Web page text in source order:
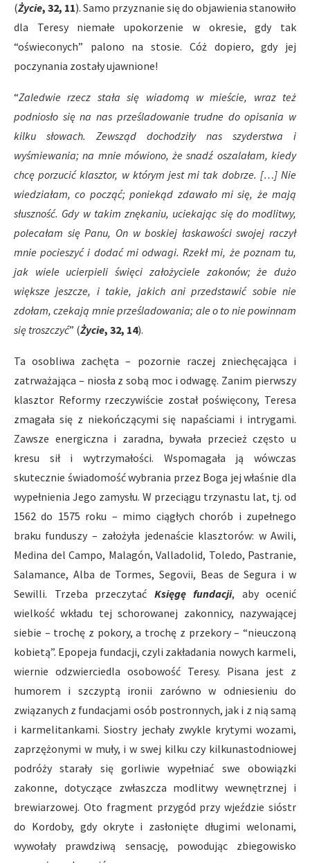
(Życie, 32, 11). Samo przyznanie się do objawienia stanowiło
dla Teresy niemałe upokorzenie w okresie, gdy tak
“oświeconych” palono na stosie. Cóż dopiero, gdy jej
poczynania zostały ujawnione!
“Zaledwie rzecz stała się wiadomą w mieście, wraz też
podniosło się na nas prześladowanie trudne do opisania w
kilku słowach. Zewsząd dochodziły nas szyderstwa i
wyśmiewania; na mnie mówiono, że snadź oszalałam, kiedy
chcę porzucić klasztor, w którym jest mi tak dobrze. […] Nie
wiedziałam, co począć; poniekąd zdawało mi się, że mają
słuszność. Gdy w takim znękaniu, uciekając się do modlitwy,
polecałam się Panu, On w boskiej łaskawości swojej raczył
mnie pocieszyć i dodać mi odwagi. Rzekł mi, że poznam tu,
jak wiele ucierpieli święci założyciele zakonów; że dużo
większe jeszcze, i takie, jakich ani przedstawić sobie nie
zdołam, czekają mnie prześladowania; ale o to nie powinnam
się troszczyć” (Życie, 32, 14).
Ta osobliwa zachęta – pozornie raczej zniechęcająca i
zatrważająca – niosła z sobą moc i odwagę. Zanim pierwszy
klasztor Reformy rzeczywiście został poświęcony, Teresa
zmagała się z niekończącymi się napaściami i intrygami.
Zawsze energiczna i zaradna, bywała przecież często u
kresu sił i wytrzymałości. Wspomagała ją wówczas
skutecznie świadomość wybrania przez Boga jej właśnie dla
wypełnienia Jego zamysłu. W przeciągu trzynastu lat, tj. od
1562 do 1575 roku – mimo ciągłych chorób i zupełnego
braku funduszy – założyła jedenaście klasztorów: w Awili,
Medina del Campo, Malagón, Valladolid, Toledo, Pastranie,
Salamance, Alba de Tormes, Segovii, Beas de Segura i w
Sewilli. Trzeba przeczytać Księgę fundacji, aby ocenić
wielkość wkładu tej schorowanej zakonnicy, nazywającej
siebie – trochę z pokory, a trochę z przekory – “nieuczoną
kobietą”. Epopeja fundacji, czyli zakładania nowych karmeli,
wiernie odzwierciedla osobowość Teresy. Pisana jest z
humorem i szczyptą ironii zarówno w odniesieniu do
związanych z fundacjami osób postronnych, jak i z nią samą
i karmelitankami. Siostry jechały zwykle krytymi wozami,
zaprzężonymi w muły, i w swej kilku czy kilkunastodniowej
podróży starały się gorliwie wypełniać swe obowiązki
zakonne, dotyczące zwłaszcza modlitwy wewnętrznej i
brewiarzowej. Oto fragment przygód przy wjeździe sióstr
do Kordoby, gdy okryte i zasłonięte długimi welonami,
wywołały prawdziwą sensację, powodując zbiegowisko